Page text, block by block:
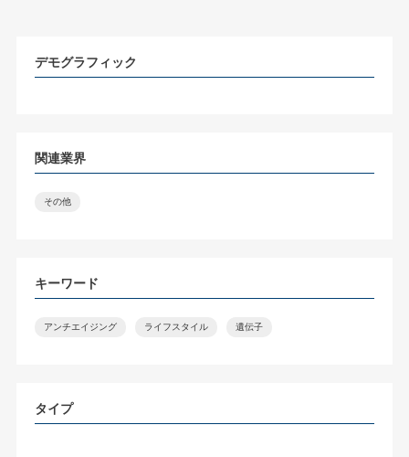
デモグラフィック
関連業界
その他
キーワード
アンチエイジング ライフスタイル 遺伝子
タイプ